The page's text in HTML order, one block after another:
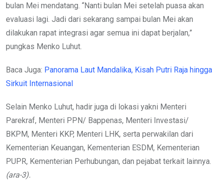
bulan Mei mendatang. “Nanti bulan Mei setelah puasa akan
evaluasi lagi. Jadi dari sekarang sampai bulan Mei akan
dilakukan rapat integrasi agar semua ini dapat berjalan,”
pungkas Menko Luhut.
Baca Juga: Panorama Laut Mandalika, Kisah Putri Raja hingga
Sirkuit Internasional
Selain Menko Luhut, hadir juga di lokasi yakni Menteri
Parekraf, Menteri PPN/ Bappenas, Menteri Investasi/
BKPM, Menteri KKP, Menteri LHK, serta perwakilan dari
Kementerian Keuangan, Kementerian ESDM, Kementerian
PUPR, Kementerian Perhubungan, dan pejabat terkait lainnya.
(ara-3).